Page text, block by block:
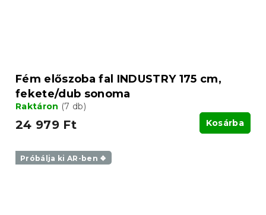
Fém előszoba fal INDUSTRY 175 cm,
fekete/dub sonoma
Raktáron (7 db)
24 979 Ft Kosárba
Próbálja ki AR-ben ❖